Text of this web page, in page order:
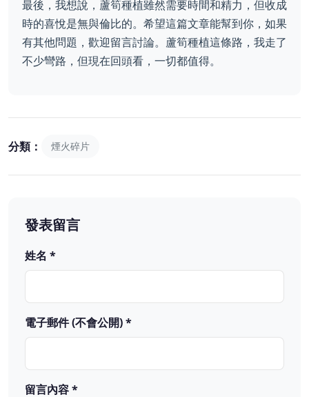
最後，我想說，蘆筍種植雖然需要時間和精力，但收成
時的喜悅是無與倫比的。希望這篇文章能幫到你，如果
有其他問題，歡迎留言討論。蘆筍種植這條路，我走了
不少彎路，但現在回頭看，一切都值得。
分類： 煙火碎片
發表留言
姓名 *
電子郵件 (不會公開) *
留言內容 *